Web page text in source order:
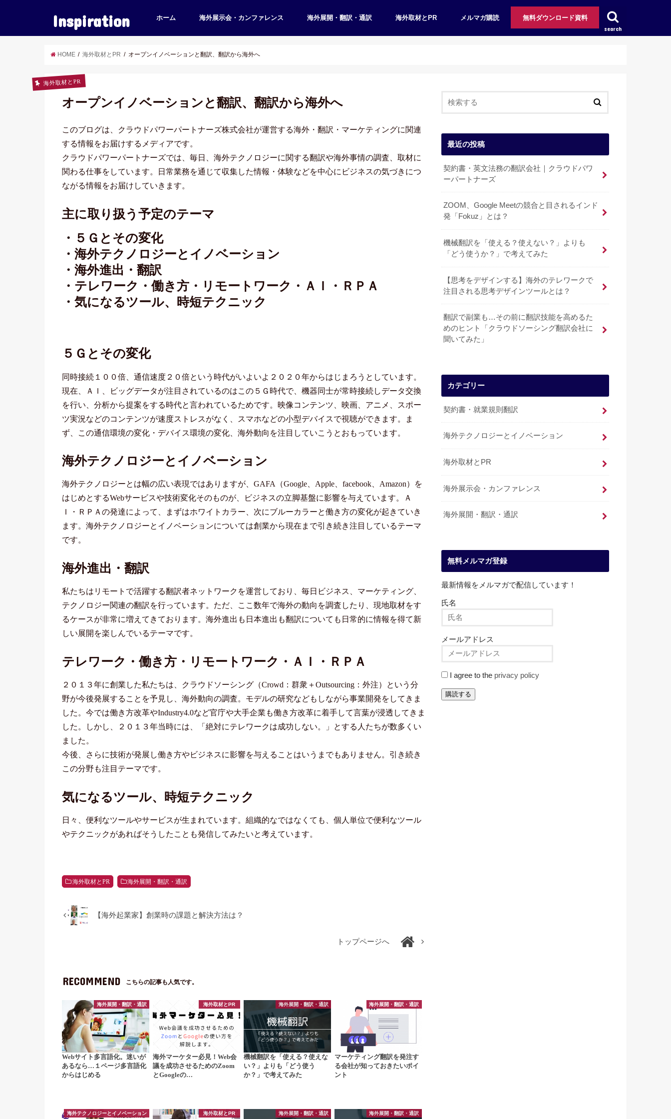
Inspiration search
ホーム 海外展示会・カンファレンス 海外展開・翻訳・通訳
契約書・就業規則翻訳
海外取材とPR メルマガ購読 無料ダウンロード資料
HOME 海外取材とPR オープンイノベーションと翻訳、翻訳から海外へ
海外取材とPR
オープンイノベーションと翻訳、翻訳から海外へ
このブログは、クラウドパワーパートナーズ株式会社が運営する海外・翻訳・マーケティングに関連
する情報をお届けするメディアです。
クラウドパワーパートナーズでは、毎日、海外テクノロジーに関する翻訳や海外事情の調査、取材に
関わる仕事をしています。日常業務を通じて収集した情報・体験などを中心にビジネスの気づきにつ
ながる情報をお届けしていきます。
主に取り扱う予定のテーマ
・５Ｇとその変化
・海外テクノロジーとイノベーション
・海外進出・翻訳
・テレワーク・働き方・リモートワーク・ＡＩ・ＲＰＡ
・気になるツール、時短テクニック
５Ｇとその変化
同時接続１００倍、通信速度２０倍という時代がいよいよ２０２０年からはじまろうとしています。
現在、ＡＩ、ビッグデータが注目されているのはこの５Ｇ時代で、機器同士が常時接続しデータ交換
を行い、分析から提案をする時代と言われているためです。映像コンテンツ、映画、アニメ、スポー
ツ実況などのコンテンツが速度ストレスがなく、スマホなどの小型デバイスで視聴ができます。ま
ず、この通信環境の変化・デバイス環境の変化、海外動向を注目していこうとおもっています。
海外テクノロジーとイノベーション
海外テクノロジーとは幅の広い表現ではありますが、GAFA（Google、Apple、facebook、Amazon）を
はじめとするWebサービスや技術変化そのものが、ビジネスの立脚基盤に影響を与えています。Ａ
Ｉ・ＲＰＡの発達によって、まずはホワイトカラー、次にブルーカラーと働き方の変化が起きていき
ます。海外テクノロジーとイノベーションについては創業から現在まで引き続き注目しているテーマ
です。
海外進出・翻訳
私たちはリモートで活躍する翻訳者ネットワークを運営しており、毎日ビジネス、マーケティング、
テクノロジー関連の翻訳を行っています。ただ、ここ数年で海外の動向を調査したり、現地取材をす
るケースが非常に増えてきております。海外進出も日本進出も翻訳についても日常的に情報を得て新
しい展開を楽しんでいるテーマです。
テレワーク・働き方・リモートワーク・ＡＩ・ＲＰＡ
２０１３年に創業した私たちは、クラウドソーシング（Crowd：群衆＋Outsourcing：外注）という分
野が今後発展することを予見し、海外動向の調査。モデルの研究などもしながら事業開発をしてきま
した。今では働き方改革やIndustry4.0など官庁や大手企業も働き方改革に着手して言葉が浸透してきま
した。しかし、２０１３年当時には、「絶対にテレワークは成功しない。」とする人たちが数多くい
ました。
今後、さらに技術が発展し働き方やビジネスに影響を与えることはいうまでもありません。引き続き
この分野も注目テーマです。
気になるツール、時短テクニック
日々、便利なツールやサービスが生まれています。組織的なではなくても、個人単位で便利なツール
やテクニックがあればそうしたことも発信してみたいと考えています。
海外取材とPR 海外展開・翻訳・通訳
【海外起業家】創業時の課題と解決方法は？
トップページへ
RECOMMEND こちらの記事も人気です。
海外展開・翻訳・通訳
Webサイト多言語化。迷いが
あるなら…１ページ多言語化
からはじめる
海外取材とPR
海外マーケター必見！Web会
議を成功させるためのZoom
とGoogleの…
海外展開・翻訳・通訳
機械翻訳を「使える？使えな
い？」よりも「どう使う
か？」で考えてみた
海外展開・翻訳・通訳
マーケティング翻訳を発注す
る会社が知っておきたいポイ
ント
海外テクノロジーとイノベーション 海外取材とPR 海外展開・翻訳・通訳 海外展開・翻訳・通訳
最近の投稿
契約書・英文法務の翻訳会社｜クラウドパワ
ーパートナーズ
ZOOM、Google Meetの競合と目されるインド
発「Fokuz」とは？
機械翻訳を「使える？使えない？」よりも
「どう使うか？」で考えてみた
【思考をデザインする】海外のテレワークで
注目される思考デザインツールとは？
翻訳で副業も…その前に翻訳技能を高めるた
めのヒント「クラウドソーシング翻訳会社に
聞いてみた」
カテゴリー
契約書・就業規則翻訳
海外テクノロジーとイノベーション
海外取材とPR
海外展示会・カンファレンス
海外展開・翻訳・通訳
無料メルマガ登録
最新情報をメルマガで配信しています！
氏名
メールアドレス
I agree to the privacy policy
購読する